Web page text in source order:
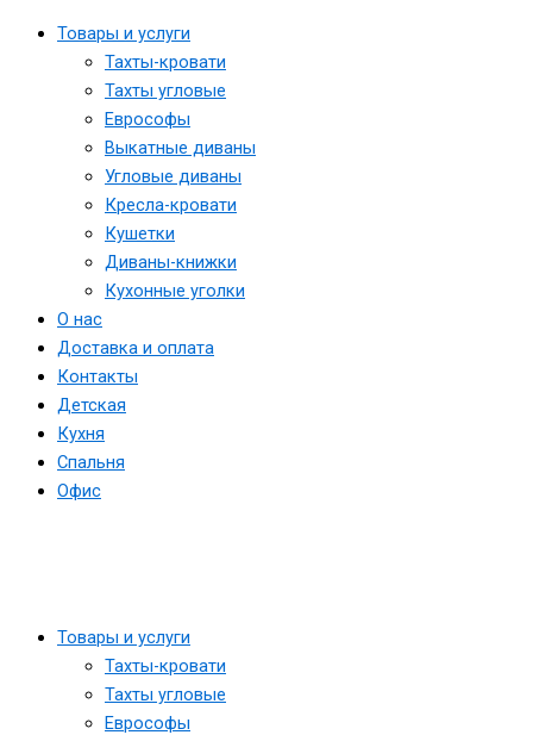
Товары и услуги
Тахты-кровати
Тахты угловые
Еврософы
Выкатные диваны
Угловые диваны
Кресла-кровати
Кушетки
Диваны-книжки
Кухонные уголки
О нас
Доставка и оплата
Контакты
Детская
Кухня
Спальня
Офис
Товары и услуги
Тахты-кровати
Тахты угловые
Еврософы